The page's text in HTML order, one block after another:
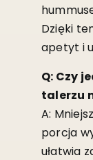
Dzięki
apetyt i
Q: Czy
talerzu
A:
porcja
ułatwia